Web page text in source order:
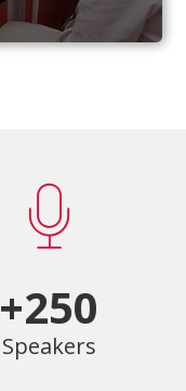
+250
Speakers